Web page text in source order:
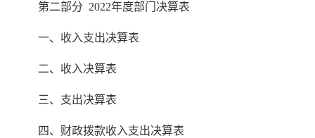
第二部分 2022年度部门决算表
一、收入支出决算表
二、收入决算表
三、支出决算表
四、财政拨款收入支出决算表